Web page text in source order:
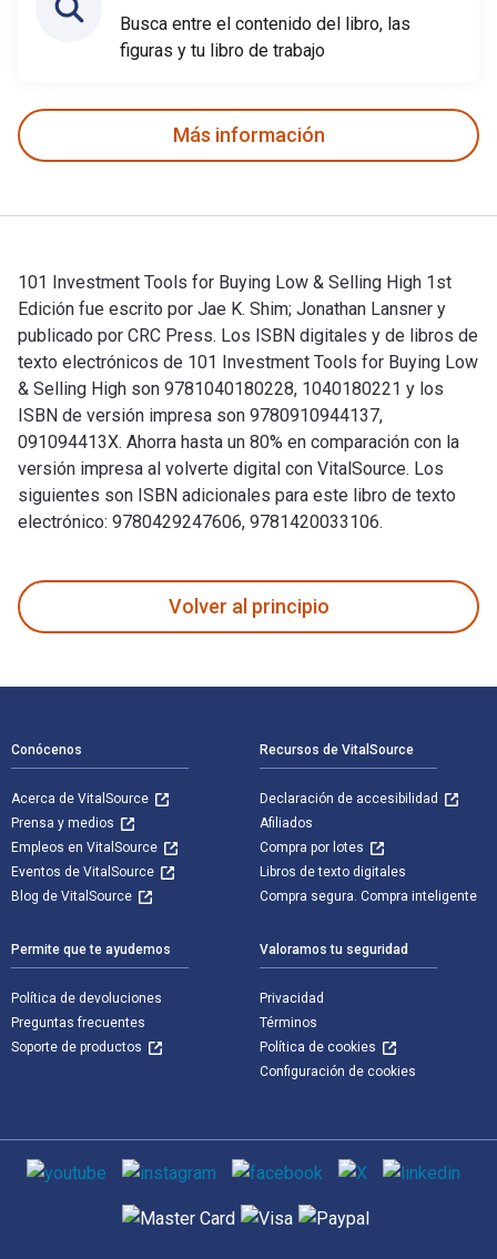
Busca entre el contenido del libro, las
figuras y tu libro de trabajo
Más información
101 Investment Tools for Buying Low & Selling High 1st
Edición fue escrito por Jae K. Shim; Jonathan Lansner y
publicado por CRC Press. Los ISBN digitales y de libros de
texto electrónicos de 101 Investment Tools for Buying Low
& Selling High son 9781040180228, 1040180221 y los
ISBN de versión impresa son 9780910944137,
091094413X. Ahorra hasta un 80% en comparación con la
versión impresa al volverte digital con VitalSource. Los
siguientes son ISBN adicionales para este libro de texto
electrónico: 9780429247606, 9781420033106.
Volver al principio
Conócenos
Acerca de VitalSource
Prensa y medios
Empleos en VitalSource
Eventos de VitalSource
Blog de VitalSource
Recursos de VitalSource
Declaración de accesibilidad
Afiliados
Compra por lotes
Libros de texto digitales
Compra segura. Compra inteligente
Permite que te ayudemos
Política de devoluciones
Preguntas frecuentes
Soporte de productos
Valoramos tu seguridad
Privacidad
Términos
Política de cookies
Configuración de cookies
Medios de comunicación social
Métodos de pago admitidos